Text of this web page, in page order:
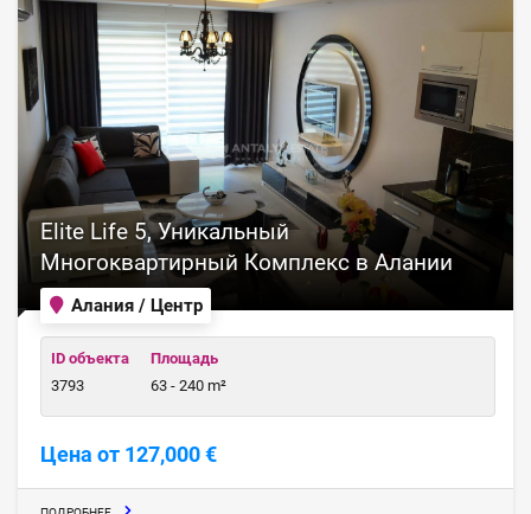
Алания / Центр
Elite Life 5, Уникальный
Многоквартирный Комплекс в Алании
ID объекта
3793
Площадь
63 - 240 m²
Цена от 127,000 €